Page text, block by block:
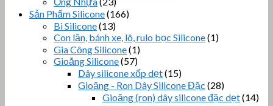
Sản Phẩm Silicone(166)
Bi Silicone(13)
Con lăn, bánh xe, lô, rulo bọc Silicone(1)
Gia Công Silicone(1)
Gioăng Silicone(57)
Dây silicone xốp dẹt(15)
Gioăng - Ron Dây Silicone Đặc (28)
Gioăng (ron) dây silicone đặc dẹt(14)